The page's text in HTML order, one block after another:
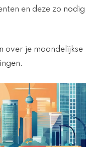
en deze zo nodig
over je maandelijkse